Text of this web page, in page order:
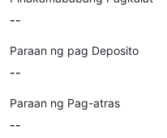
--
Paraan ng pag Deposito
--
Paraan ng Pag-atras
--